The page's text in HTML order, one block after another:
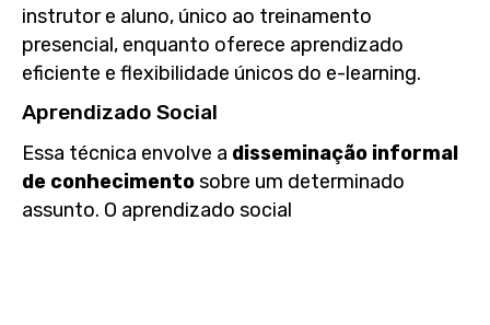
instrutor e aluno, único ao treinamento
presencial, enquanto oferece aprendizado
eficiente e flexibilidade únicos do e-learning.
Aprendizado Social
Essa técnica envolve a disseminação informal
de conhecimentosobre um determinado
assunto. O aprendizado social